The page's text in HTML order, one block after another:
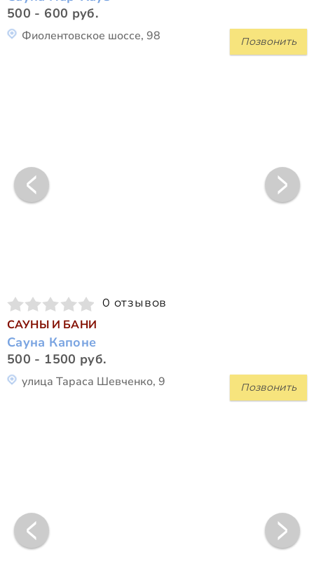
500 - 600 руб.
Позвонить
Фиолентовское шоссе, 98
0 отзывов
САУНЫ И БАНИ
Сауна Капоне
500 - 1500 руб.
Позвонить
улица Тараса Шевченко, 9